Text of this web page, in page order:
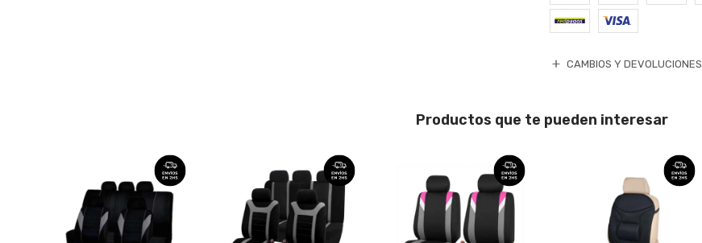
CAMBIOS Y DEVOLUCIONES
Productos que te pueden interesar